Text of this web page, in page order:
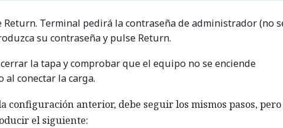
Terminal pedirá la contraseña de administrador (no
su contraseña y pulse Return.
la tapa y comprobar que el equipo no se enciende
conectar la carga.
configuración anterior, debe seguir los mismos pasos,
el siguiente: